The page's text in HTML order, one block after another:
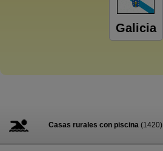
Galicia
Casas rurales con piscina (1420)